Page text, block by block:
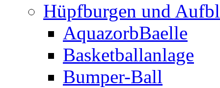
Hüpfburgen und
AquazorbBaelle
Basketballanlage
Bumper-Ball